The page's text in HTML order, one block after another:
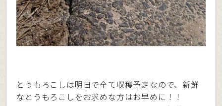
とうもろこしは明日で全て収穫予定なので、新鮮
なとうもろこしをお求めな方はお早めに！！